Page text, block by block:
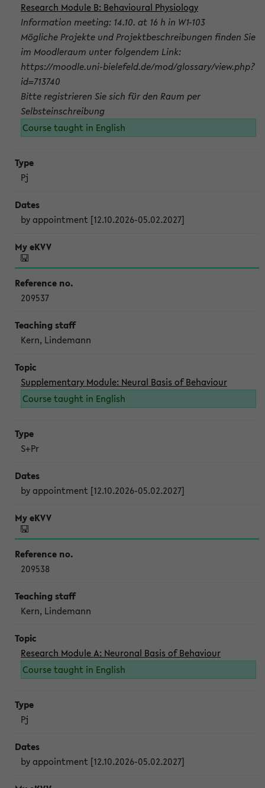
Research Module B: Behavioural Physiology
Information meeting: 14.10. at 16 h in W1-103
Mögliche Projekte und Projektbeschreibungen finden Sie
im Moodleraum unter folgendem Link:
https://moodle.uni-bielefeld.de/mod/glossary/view.php?
id=713740
Bitte registrieren Sie sich für den Raum per
Selbsteinschreibung
Course taught in English
Pj
by appointment [12.10.2026-05.02.2027]
209537
Kern, Lindemann
Supplementary Module: Neural Basis of Behaviour
Course taught in English
S+Pr
by appointment [12.10.2026-05.02.2027]
209538
Kern, Lindemann
Research Module A: Neuronal Basis of Behaviour
Course taught in English
Pj
by appointment [12.10.2026-05.02.2027]